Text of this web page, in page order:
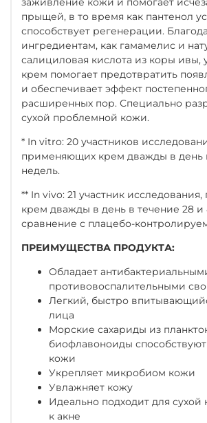
прыщей, в то время как пантенол
способствует регенерации.
ингредиентам, как гамамелис и
салициловая кислота из коры
крем помогает предотвратить
и обеспечивает эффект
расширенных пор. Специально
сухой проблемной кожи.
* In vitro: 20 участников
применяющих крем дважды в день
недель.
** In vivo: 21 участник
крем дважды в день в течение 28 и
сравнение с плацебо-
ПРЕИМУЩЕСТВА ПРОДУКТА:
Обладает
противовоспалительными
Легкий, быстро
лица
Морские сахариды из
биофлавоноиды
кожи
Укрепляет микробиом кожи
Увлажняет кожу
Идеально подходит для сухой
к акне